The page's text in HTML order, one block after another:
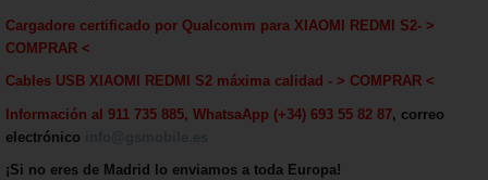
Cargadore certificado por Qualcomm para XIAOMI REDMI S2- >
COMPRAR <
Cables USB XIAOMI REDMI S2 máxima calidad - > COMPRAR <
Información al 911 735 885, WhatsaApp (+34) 693 55 82 87, correo
electrónico
¡Si no eres de Madrid lo enviamos a toda Europa!